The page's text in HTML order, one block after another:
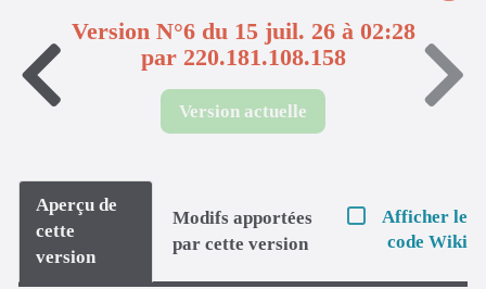
Version N°6 du 15 juil. 26 à 02:28
par 220.181.108.158
Version actuelle
Aperçu de
cette
version
Modifs apportées
par cette version
Afficher le
code Wiki